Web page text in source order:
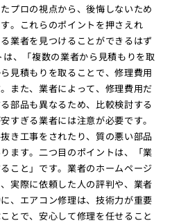
プロの視点から、後悔しないため
。これらのポイントを押さえれ
業者を見つけることができるはず
、「複数の業者から見積もりを取
見積もりを取ることで、修理費用
また、業者によって、修理費用だ
部品も異なるため、比較検討する
すぎる業者には注意が必要です。
き工事をされたり、質の悪い部品
ます。二つ目のポイントは、「業
こと」です。業者のホームページ
実際に依頼した人の評判や、業者
、エアコン修理は、技術力が重要
とで、安心して修理を任せること